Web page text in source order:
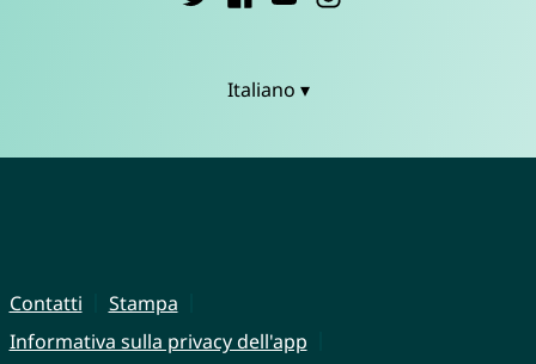
Italiano ▾
Contatti
Stampa
Informativa sulla privacy dell'app